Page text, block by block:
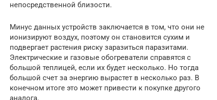
непосредственной близости.
Минус данных устройств заключается в том, что они не
ионизируют воздух, поэтому он становится сухим и
подвергает растения риску заразиться паразитами.
Электрические и газовые обогреватели справятся с
большой теплицей, если их будет несколько. Но тогда
большой счет за энергию вырастет в несколько раз. В
конечном итоге это может привести к покупке другого
аналога.